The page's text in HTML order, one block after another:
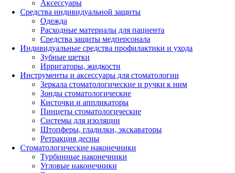
Аксессуары
Средства индивидуальной защиты
Одежда
Расходные материалы для пациента
Средства защиты медперсонала
Индивидуальные средства профилактики и ухода
Зубные щетки
Ирригаторы, жидкости
Инструменты и аксессуары для стоматологии
Зеркала стоматологические и ручки к ним
Зонды стоматологические
Кисточки и аппликаторы
Пинцеты стоматологические
Системы для изоляции
Штопферы, гладилки, экскаваторы
Ретракция десны
Стоматологические наконечники
Турбинные наконечники
Угловые наконечники